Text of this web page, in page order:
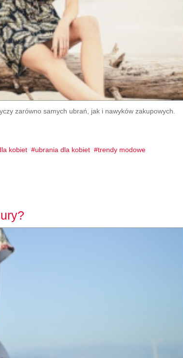
zarówno samych ubrań, jak i nawyków zakupowych.
kobiet ubrania dla kobiet trendy modowe